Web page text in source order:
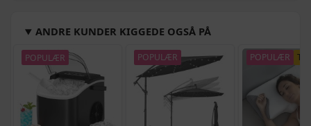
ANDRE KUNDER KIGGEDE OGSÅ PÅ
POPULÆR POPULÆR POPULÆR